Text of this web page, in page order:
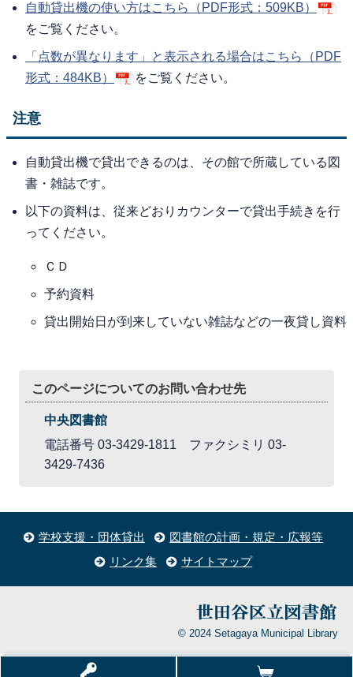
自動貸出機の使い方はこちら（PDF形式：509KB）
をご覧ください。
「点数が異なります」と表示される場合はこちら（PDF
形式：484KB）
をご覧ください。
注意
自動貸出機で貸出できるのは、その館で所蔵している図
書・雑誌です。
以下の資料は、従来どおりカウンターで貸出手続きを行
ってください。
ＣＤ
予約資料
貸出開始日が到来していない雑誌などの一夜貸し資料
このページについてのお問い合わせ先
中央図書館
電話番号 03-3429-1811 ファクシミリ 03-
3429-7436
学校支援・団体貸出
図書館の計画・規定・広報等
リンク集
サイトマップ
© 2024 Setagaya Municipal Library